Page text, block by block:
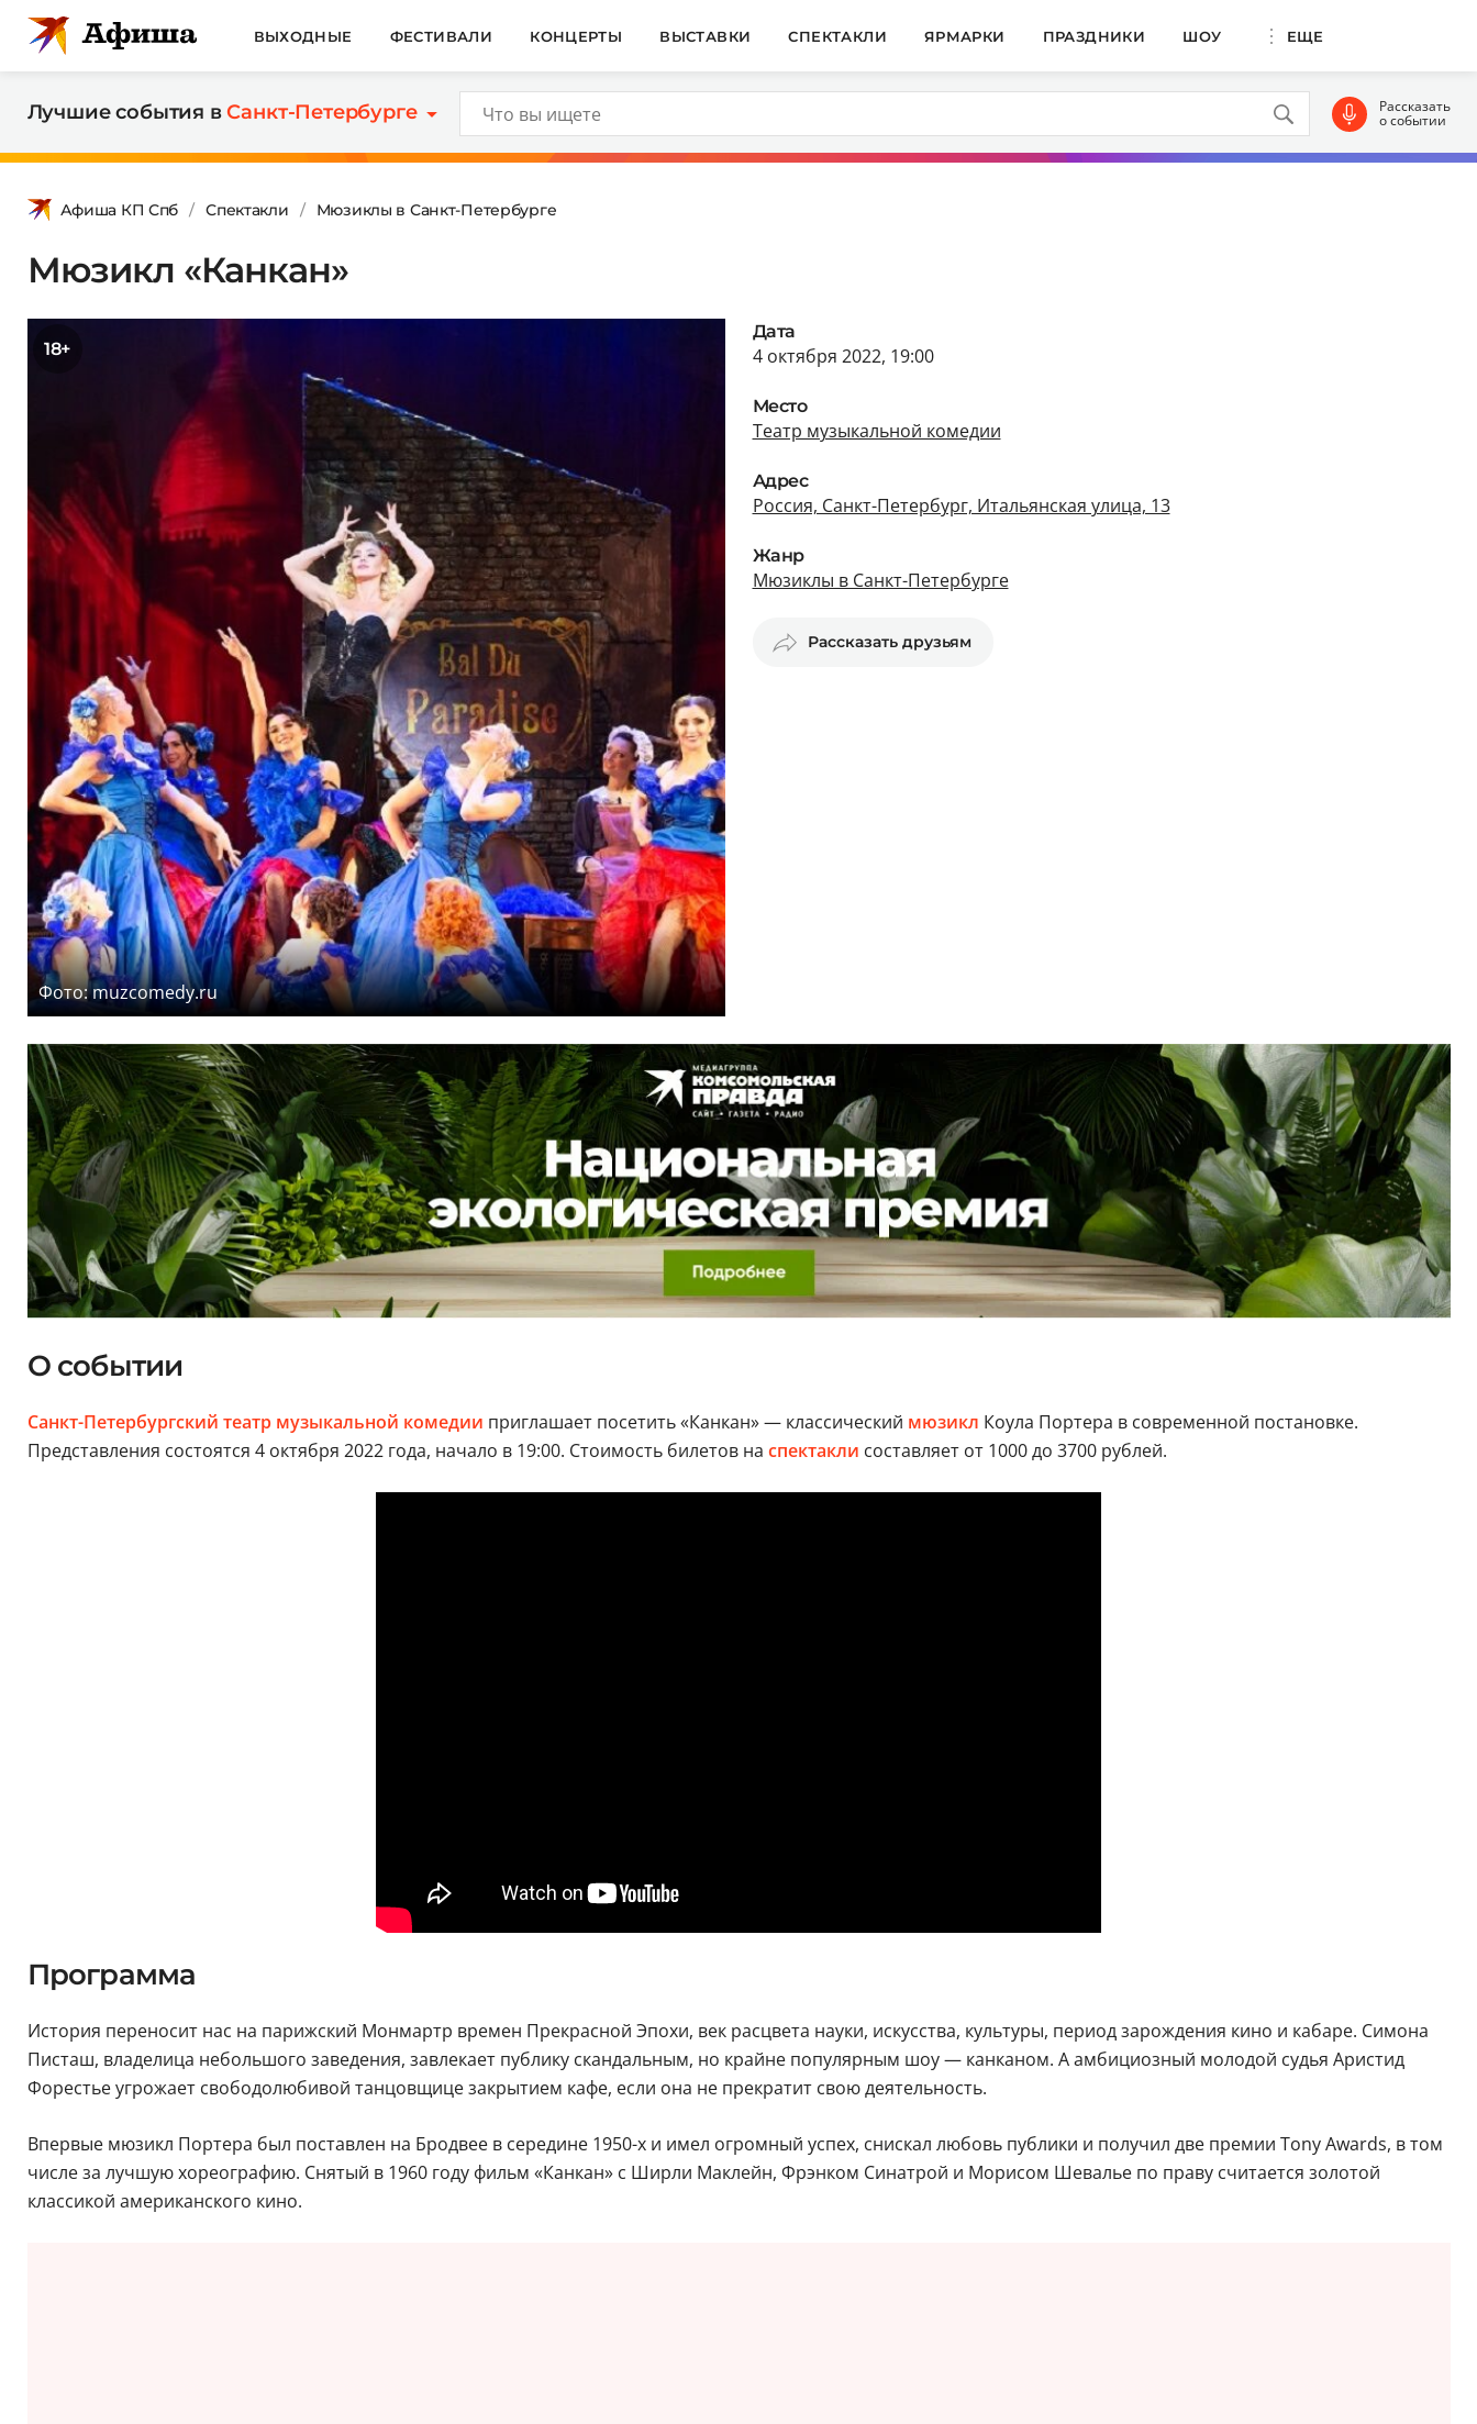
ВЫХОДНЫЕ ФЕСТИВАЛИ КОНЦЕРТЫ ВЫСТАВКИ СПЕКТАКЛИ ЯРМАРКИ ПРАЗДНИКИ ШОУ ЕЩЕ
Лучшие события вСанкт-Петербурге Рассказать
о событии
Афиша КП Спб Спектакли Мюзиклы в Санкт-Петербурге
Мюзикл «Канкан»
18+
Фото: muzcomedy.ru
Дата
4 октября 2022, 19:00
Место
Театр музыкальной комедии
Адрес
Россия, Санкт-Петербург, Итальянская улица, 13
Жанр
Мюзиклы в Санкт-Петербурге
Рассказать друзьям
О событии
Санкт-Петербургский театр музыкальной комедии приглашает посетить «Канкан» — классический мюзикл Коула Портера в современной постановке.
Представления состоятся 4 октября 2022 года, начало в 19:00. Стоимость билетов на спектакли составляет от 1000 до 3700 рублей.
Программа
История переносит нас на парижский Монмартр времен Прекрасной Эпохи, век расцвета науки, искусства, культуры, период зарождения кино и кабаре. Симона
Писташ, владелица небольшого заведения, завлекает публику скандальным, но крайне популярным шоу — канканом. А амбициозный молодой судья Аристид
Форестье угрожает свободолюбивой танцовщице закрытием кафе, если она не прекратит свою деятельность.
Впервые мюзикл Портера был поставлен на Бродвее в середине 1950-х и имел огромный успех, снискал любовь публики и получил две премии Tony Awards, в том
числе за лучшую хореографию. Снятый в 1960 году фильм «Канкан» с Ширли Маклейн, Фрэнком Синатрой и Морисом Шевалье по праву считается золотой
классикой американского кино.